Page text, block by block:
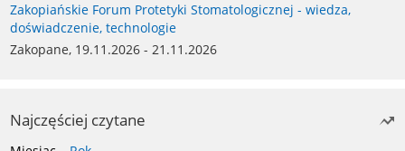
Zakopiańskie Forum Protetyki Stomatologicznej - wiedza,
doświadczenie, technologie
Zakopane, 19.11.2026 - 21.11.2026
Najczęściej czytane